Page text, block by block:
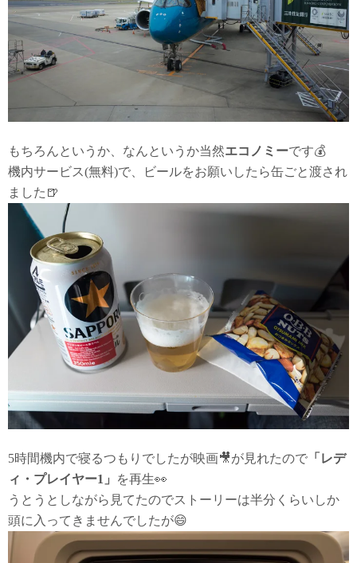
もちろんというか、なんというか当然エコノミーです💰
機内サービス(無料)で、ビールをお願いしたら缶ごと渡され
ました🍺
5時間機内で寝るつもりでしたが映画🎥が見れたので 「レデ
ィ・プレイヤー1」
を再生👀
うとうとしながら見てたのでストーリーは半分くらいしか
頭に入ってきませんでしたが😄